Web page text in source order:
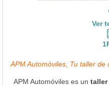
Ver
APM Automóviles, Tu taller de
APM Automóviles es un taller